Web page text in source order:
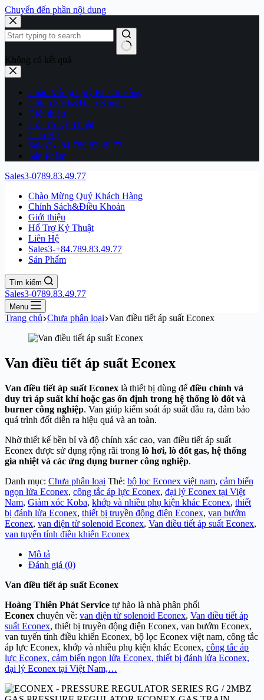
Chuyển đến phần nội dung
Không có kết quả
Chào Mừng Quý Khách Hàng
Chính Sách&Điều Khoản
Giới thiệu
Hổ Trợ Kỷ Thuật
Liên Hệ
Sales3-+84.789.83.49.77
Sản Phẩm
Sales3-0789.83.49.77
Chào Mừng Quý Khách Hàng
Chính Sách&Điều Khoản
Giới thiệu
Hổ Trợ Kỷ Thuật
Liên Hệ
Sales3-+84.789.83.49.77
Sản Phẩm
Tìm kiếm
Sales3-0789.83.49.77
Menu
Trang chủ Chưa phân loại Van điều tiết áp suất Econex
Van điều tiết áp suất Econex
Van điều tiết áp suất Econex là thiết bị dùng để điều chỉnh và
duy trì áp suất khí hoặc gas ổn định trong hệ thống lò đốt và
burner công nghiệp. Van giúp kiểm soát áp suất đầu ra, đảm bảo
quá trình đốt diễn ra hiệu quả và an toàn.
Nhờ thiết kế bền bỉ và độ chính xác cao, van điều tiết áp suất
Econex được sử dụng rộng rãi trong lò hơi, lò đốt gas, hệ thống
gia nhiệt và các ứng dụng burner công nghiệp.
Danh mục: Chưa phân loại Thẻ: bộ lọc Econex việt nam, cảm biến
ngọn lửa Econex, công tắc áp lực Econex, đại lý Econex tại Việt
Nam, Giảm xóc Koba, khớp và nhiều phụ kiện khác Econex, thiết
bị đánh lửa Econex, thiết bị truyền động điện Econex, van bướm
Econex, van điện từ solenoid Econex, Van điều tiết áp suất Econex,
van tuyến tính điều khiển Econex
Mô tả
Đánh giá (0)
Van điều tiết áp suất Econex
Hoàng Thiên Phát Service tự hào là nhà phân phối
Econex chuyên về: van điện từ solenoid Econex, Van điều tiết áp
suất Econex, thiết bị truyền động điện Econex, van bướm Econex,
van tuyến tính điều khiển Econex, bộ lọc Econex việt nam, công tắc
áp lực Econex, khớp và nhiều phụ kiện khác Econex, công tắc áp
lực Econex, cảm biến ngọn lửa Econex, thiết bị đánh lửa Econex,
đại lý Econex tại Việt Nam,…